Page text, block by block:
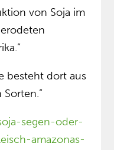
von Soja im
besteht dort aus
segen-oder-
amazonas-